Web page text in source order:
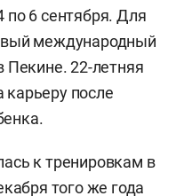
по 6 сентября. Для
международный
Пекине. 22-летняя
карьеру после
к тренировкам в
того же года